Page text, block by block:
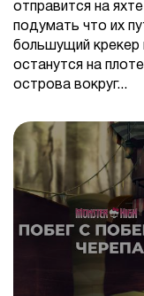
отправится на
подумать что их
большущий крекер
останутся на
острова вокруг...